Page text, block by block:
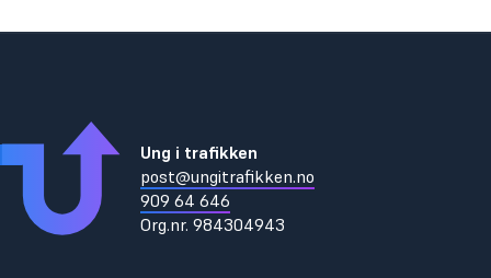
Ung i trafikken
post@ungitrafikken.no
909 64 646
Org.nr.984304943